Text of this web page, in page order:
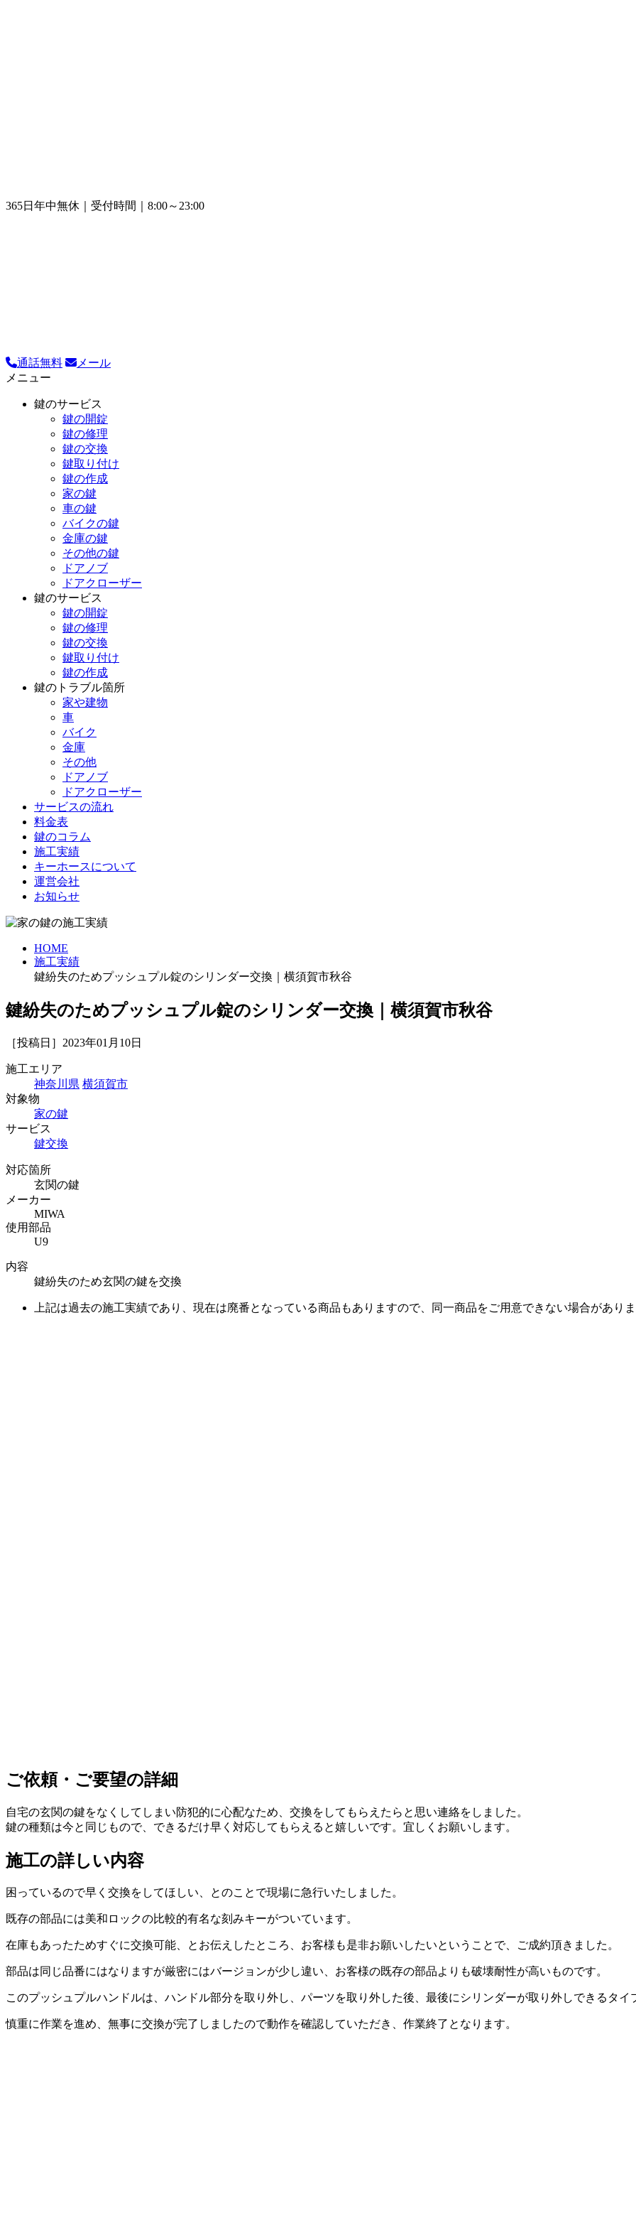
365日年中無休｜受付時間｜8:00～23:00
通話無料
メール
メニュー
鍵のサービス
鍵の開錠
鍵の修理
鍵の交換
鍵取り付け
鍵の作成
家の鍵
車の鍵
バイクの鍵
金庫の鍵
その他の鍵
ドアノブ
ドアクローザー
鍵のサービス
鍵の開錠
鍵の修理
鍵の交換
鍵取り付け
鍵の作成
鍵のトラブル箇所
家や建物
車
バイク
金庫
その他
ドアノブ
ドアクローザー
サービスの流れ
料金表
鍵のコラム
施工実績
キーホースについて
運営会社
お知らせ
HOME
施工実績
鍵紛失のためプッシュプル錠のシリンダー交換｜横須賀市秋谷
鍵紛失のためプッシュプル錠のシリンダー交換｜横須賀市秋谷
［投稿日］2023年01月10日
施工エリア
神奈川県 横須賀市
対象物
家の鍵
サービス
鍵交換
対応箇所
玄関の鍵
メーカー
MIWA
使用部品
U9
内容
鍵紛失のため玄関の鍵を交換
上記は過去の施工実績であり、現在は廃番となっている商品もありますので、同一商品をご用意できない場合があり
ご依頼・ご要望の詳細
自宅の玄関の鍵をなくしてしまい防犯的に心配なため、交換をしてもらえたらと思い連絡をしました。
鍵の種類は今と同じもので、できるだけ早く対応してもらえると嬉しいです。宜しくお願いします。
施工の詳しい内容
困っているので早く交換をしてほしい、とのことで現場に急行いたしました。
既存の部品には美和ロックの比較的有名な刻みキーがついています。
在庫もあったためすぐに交換可能、とお伝えしたところ、お客様も是非お願いしたいということで、ご成約頂きました。
部品は同じ品番にはなりますが厳密にはバージョンが少し違い、お客様の既存の部品よりも破壊耐性が高いものです。
このプッシュプルハンドルは、ハンドル部分を取り外し、パーツを取り外した後、最後にシリンダーが取り外しできるタイ
慎重に作業を進め、無事に交換が完了しましたので動作を確認していただき、作業終了となります。